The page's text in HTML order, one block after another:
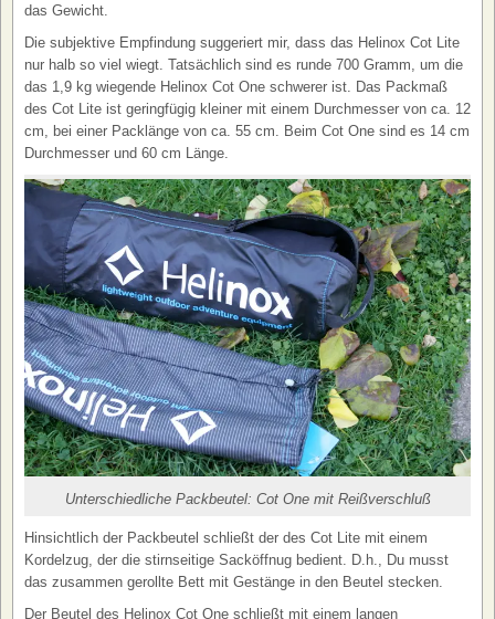
das Gewicht.
Die subjektive Empfindung suggeriert mir, dass das Helinox Cot Lite
nur halb so viel wiegt. Tatsächlich sind es runde 700 Gramm, um die
das 1,9 kg wiegende Helinox Cot One schwerer ist. Das Packmaß
des Cot Lite ist geringfügig kleiner mit einem Durchmesser von ca. 12
cm, bei einer Packlänge von ca. 55 cm. Beim Cot One sind es 14 cm
Durchmesser und 60 cm Länge.
Unterschiedliche Packbeutel: Cot One mit Reißverschluß
Hinsichtlich der Packbeutel schließt der des Cot Lite mit einem
Kordelzug, der die stirnseitige Sacköffnug bedient. D.h., Du musst
das zusammen gerollte Bett mit Gestänge in den Beutel stecken.
Der Beutel des Helinox Cot One schließt mit einem langen